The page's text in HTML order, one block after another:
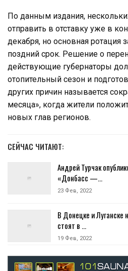
По данным издания,
отправить в отставку уже в
декабря, но основная ротация
поздний срок. Решение о
действующие губернаторы
отопительный сезон и
других причин называется
месяца», когда жители
новых глав регионов.
СЕЙЧАС ЧИТАЮТ:
Андрей Турчак
«Донбасс —…
23 Фев, 2022
В Донецке и Луганске
стоят в …
19 Фев, 2022